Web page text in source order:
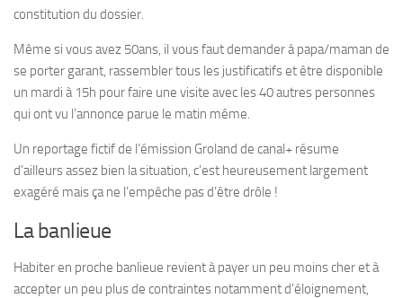
constitution du dossier.
Même si vous avez 50ans, il vous faut demander à papa/maman de
se porter garant, rassembler tous les justificatifs et être disponible
un mardi à 15h pour faire une visite avec les 40 autres personnes
qui ont vu l’annonce parue le matin même.
Un reportage fictif de l’émission Groland de canal+ résume
d’ailleurs assez bien la situation, c’est heureusement largement
exagéré mais ça ne l’empêche pas d’être drôle !
La banlieue
Habiter en proche banlieue revient à payer un peu moins cher et à
accepter un peu plus de contraintes notamment d’éloignement,